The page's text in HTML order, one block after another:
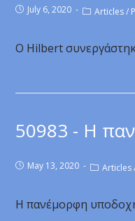
July 6, 2020 Articles /
Ο Hilbert
50983 - Η
May 13, 2020 Articles
Η πανέμορφη